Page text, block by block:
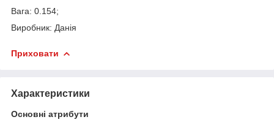
Вага: 0.154;
Виробник: Данія
Приховати
Характеристики
Основні атрибути